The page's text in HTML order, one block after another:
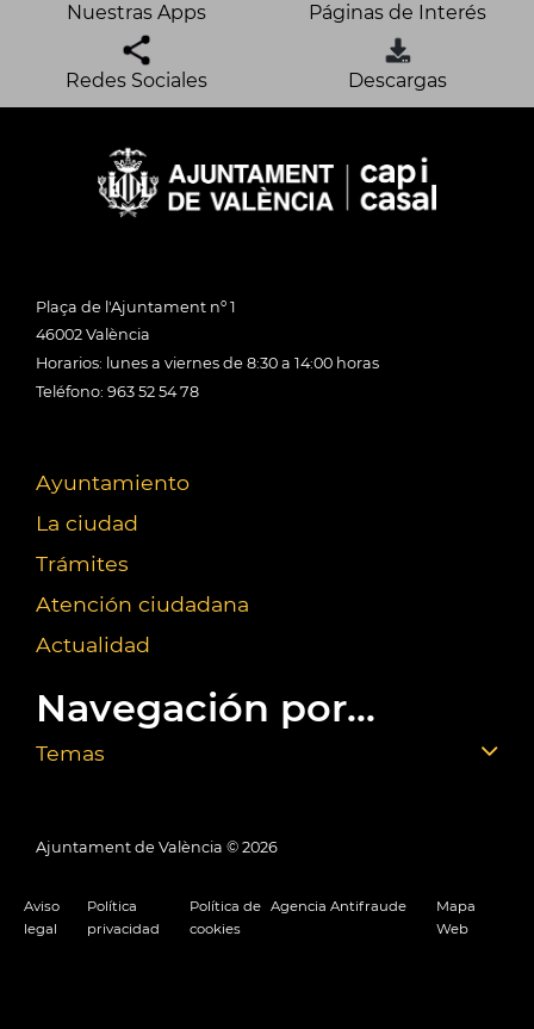
Nuestras Apps Páginas de Interés
Redes Sociales Descargas
Plaça de l'Ajuntament nº 1
46002 València
Horarios: lunes a viernes de 8:30 a 14:00 horas
Teléfono: 963 52 54 78
Ayuntamiento
La ciudad
Trámites
Atención ciudadana
Actualidad
Navegación por...
Temas
Ajuntament de València © 2026
Aviso
legal
Política
privacidad
Política de
cookies
Agencia Antifraude
Mapa
Web